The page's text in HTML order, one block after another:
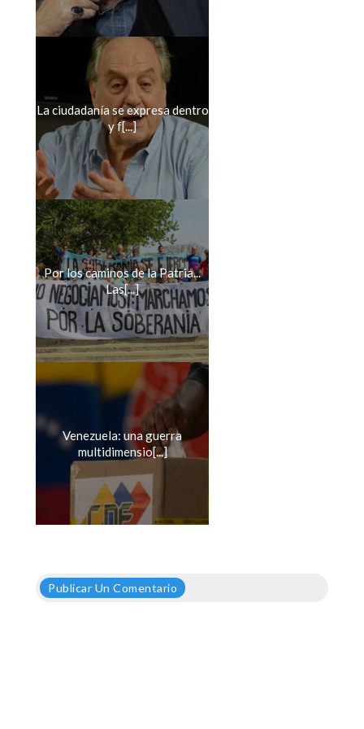
La ciudadanía se expresa dentro
y f[...]
Por los caminos de la Patria...
Las[...]
Venezuela: una guerra
multidimensio[...]
Publicar Un Comentario